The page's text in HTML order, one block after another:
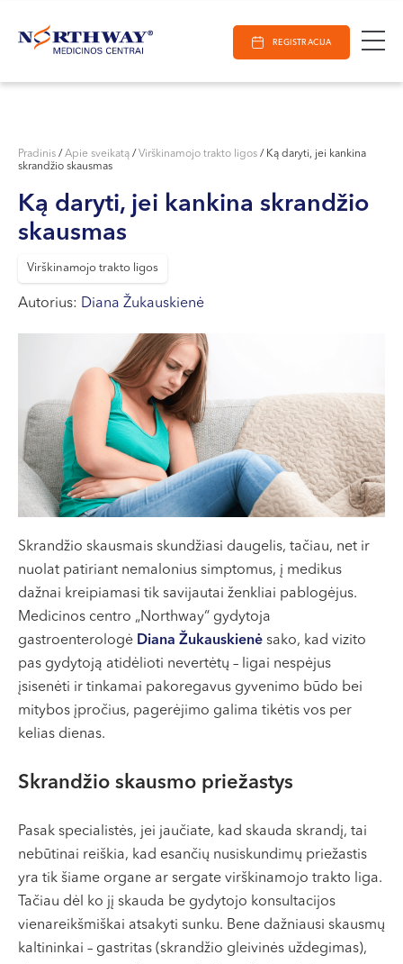
Darbo laikas
I-V 07:30 - 20:30
VI 09:00 - 15:00
Kaunas
Miško g. 25A
I-V 08:00 - 20:00
VI 09:00 - 15:00
VII --
Klaipėda
Dragūnų g. 2
Darbo laikas:
I-V 08:00 - 20:00
VI, VII --
Naujoji Uosto g. 9
Darbo laikas:
I-V 08:00 - 20:00
VI 09:00 - 15:00
VII --
Kretinga
J. Basanavičiaus g. 80
Darbo laikas:
Paieška REGISTRACIJA
E-Registracija
Pradinis / Apie sveikatą / Virškinamojo trakto ligos / Ką daryti, jei kankina
skrandžio skausmas
Ką daryti, jei kankina skrandžio
skausmas
Virškinamojo trakto ligos
Autorius: Diana Žukauskienė
Skrandžio skausmais skundžiasi daugelis, tačiau, net ir
nuolat patiriant nemalonius simptomus, į medikus
dažnai kreipiamasi tik savijautai ženkliai pablogėjus.
Medicinos centro „Northway“ gydytoja
gastroenterologė Diana Žukauskienė sako, kad vizito
pas gydytoją atidėlioti nevertėtų – ligai nespėjus
įsisenėti ir tinkamai pakoregavus gyvenimo būdo bei
mitybos įpročius, pagerėjimo galima tikėtis vos per
kelias dienas.
Skrandžio skausmo priežastys
Pasak specialistės, jei jaučiate, kad skauda skrandį, tai
nebūtinai reiškia, kad esančių nusiskundimų priežastis
yra tik šiame organe ar sergate virškinamojo trakto liga.
Tačiau dėl ko jį skauda be gydytojo konsultacijos
vienareikšmiškai atsakyti sunku. Bene dažniausi skausmų
kaltininkai – gastritas (skrandžio gleivinės uždegimas),